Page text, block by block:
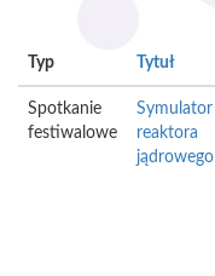
Typ Tytuł
Spotkanie
festiwalowe
Symulator
reaktora
jądrowego